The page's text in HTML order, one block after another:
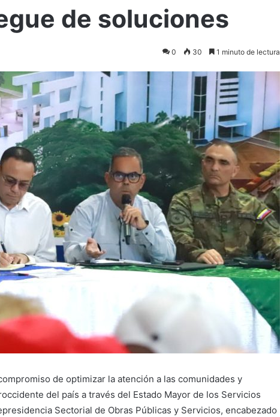
de soluciones
0 30 1 minuto de lectura
de optimizar la atención a las comunidades y
del país a través del Estado Mayor de los Servicios
Sectorial de Obras Públicas y Servicios, encabezado